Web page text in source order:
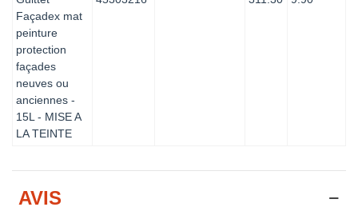
Façadex mat
peinture
protection
façades
neuves ou
anciennes -
15L - MISE A
LA TEINTE
AVIS